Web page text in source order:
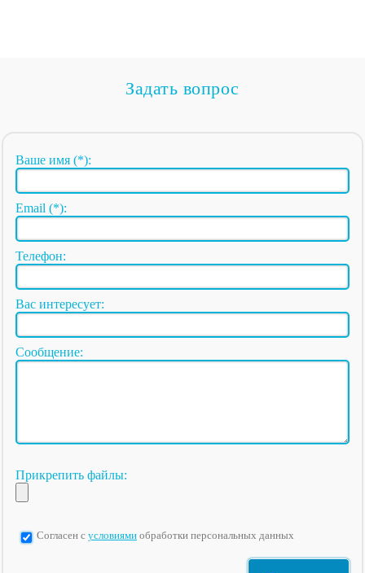
Задать вопрос
Ваше имя (*):
Email (*):
Телефон:
Вас интересует:
Сообщение:
Прикрепить файлы:
Согласен с условиями обработки персональных данных